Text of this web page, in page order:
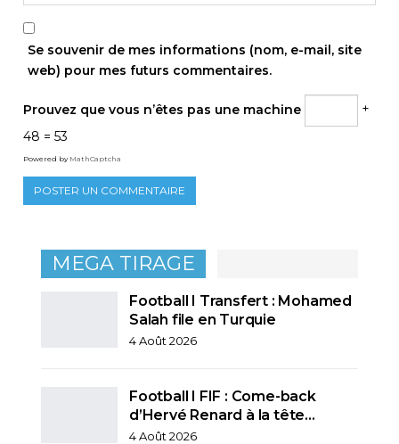
Se souvenir de mes informations (nom, e-mail, site
web) pour mes futurs commentaires.
Prouvez que vous n’êtes pas une machine
+
48 = 53
Powered by MathCaptcha
MEGA TIRAGE
Football I Transfert : Mohamed
Salah file en Turquie
4 Août 2026
Football I FIF : Come-back
d’Hervé Renard à la tête…
4 Août 2026